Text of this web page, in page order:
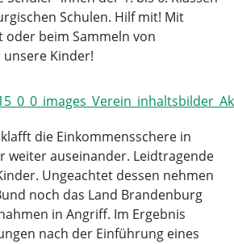
Schulen. Hilf mit! Mit
beim Sammeln von
Kinder!
die Einkommensschere in
weiter auseinander. Leidtragende
Ungeachtet dessen nehmen
noch das Land Brandenburg
in Angriff. Im Ergebnis
nach der Einführung eines